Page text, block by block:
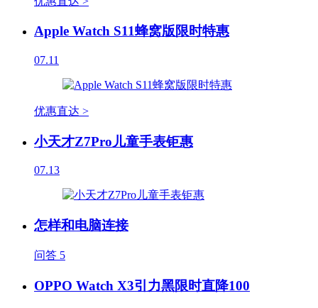
Apple Watch S11蜂窝版限时特惠
07.11
优惠直达 >
小天才Z7Pro儿童手表钜惠
07.13
怎样和电脑连接
问答 5
OPPO Watch X3引力黑限时直降100